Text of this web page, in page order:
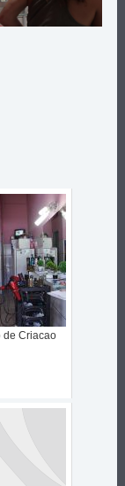
de Criacao